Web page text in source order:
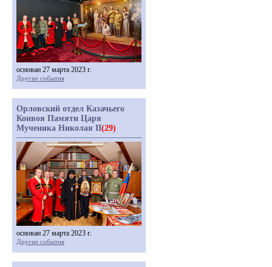
основан 27 марта 2023 г.
Другие события
Орловский отдел Казачьего
Конвоя Памяти Царя
Мученика Николая II(29)
основан 27 марта 2023 г.
Другие события